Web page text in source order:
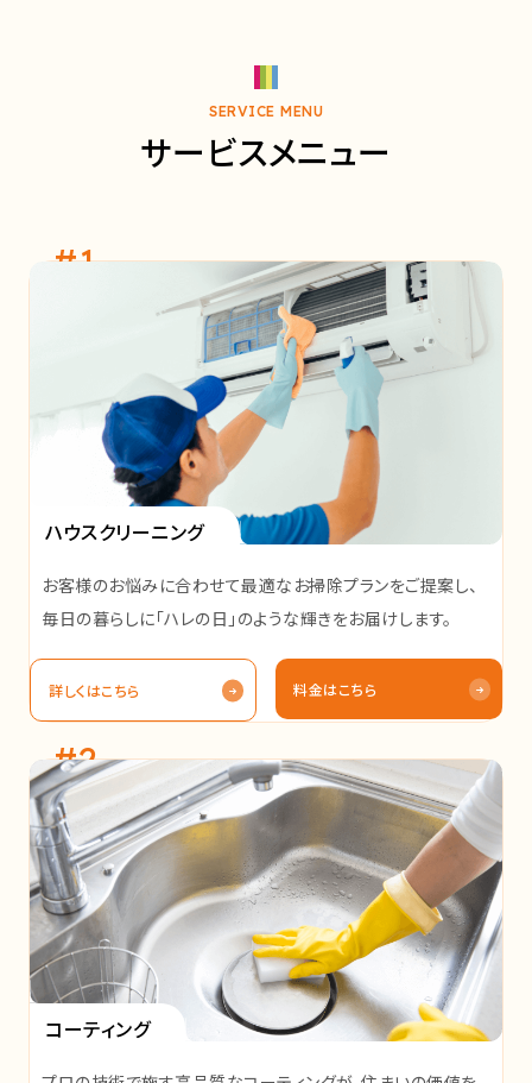
SERVICE MENU
サービスメニュー
#1
ハウスクリーニング
お客様のお悩みに合わせて最適なお掃除プランをご提案し、
毎日の暮らしに「ハレの日」のような輝きをお届けします。
詳しくはこちら 料金はこちら
#2
コーティング